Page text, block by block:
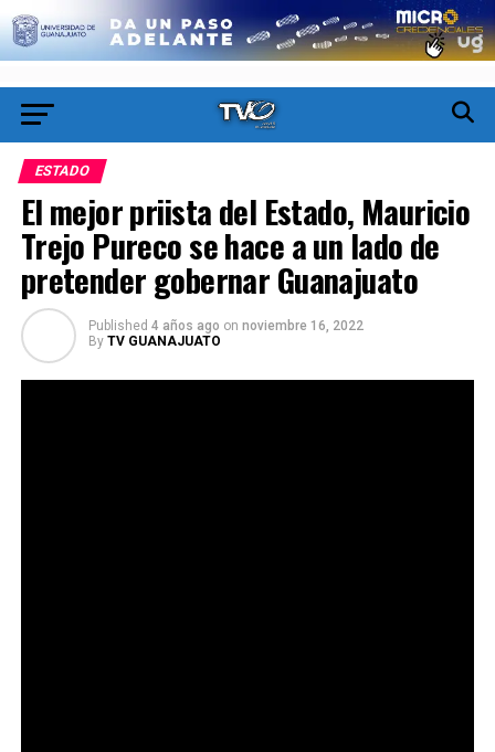
ESTADO
El mejor priista del Estado, Mauricio
Trejo Pureco se hace a un lado de
pretender gobernar Guanajuato
Published 4 años ago on noviembre 16, 2022
By TV GUANAJUATO